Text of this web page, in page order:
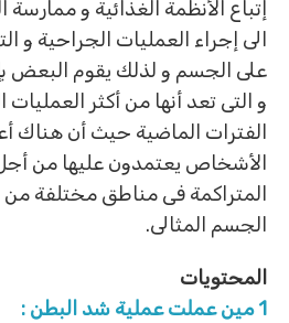
إتباع الأنظمة الغذائية و
الى إجراء العمليات الجراحية و
على الجسم و لذلك يقوم البعض
و التى تعد أنها من أكثر العمليات
الفترات الماضية حيث أن هناك
الأشخاص يعتمدون عليها من
المتراكمة فى مناطق مختلفة
الجسم المثالى.
المحتويات
1 مين عملت عملية شد البطن :